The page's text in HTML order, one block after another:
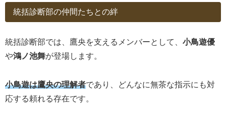
統括診断部の仲間たちとの絆
統括診断部では、鷹央を支えるメンバーとして、 小鳥遊優
や鴻ノ池舞が登場します。
小鳥遊は鷹央の理解者であり、どんなに無茶な指示にも対
応する頼れる存在です。